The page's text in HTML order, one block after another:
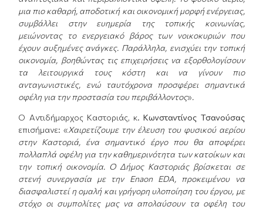
μια πιο καθαρή, αποδοτική και οικονομική μορφή ενέργειας,
συμβάλλει στην ευημερία της τοπικής κοινωνίας,
μειώνοντας το ενεργειακό βάρος των νοικοκυριών που
έχουν αυξημένες ανάγκες. Παράλληλα, ενισχύει την τοπική
οικονομία, βοηθώντας τις επιχειρήσεις να εξορθολογίσουν
τα λειτουργικά τους κόστη και να γίνουν πιο
ανταγωνιστικές, ενώ ταυτόχρονα προσφέρει σημαντικά
οφέλη για την προστασία του περιβάλλοντος».
Ο Αντιδήμαρχος Καστοριάς, κ.Κωνσταντίνος Τσανούσας
επισήμανε: «Χαιρετίζουμε την έλευση του φυσικού αερίου
στην Καστοριά, ένα σημαντικό έργο που θα αποφέρει
πολλαπλά οφέλη για την καθημερινότητα των κατοίκων και
την τοπική οικονομία. Ο Δήμος Καστοριάς βρίσκεται σε
στενή συνεργασία με την EnaonEDA, προκειμένου να
διασφαλιστεί η ομαλή και γρήγορη υλοποίηση του έργου, με
στόχο οι συμπολίτες μας να απολαύσουν τα οφέλη του